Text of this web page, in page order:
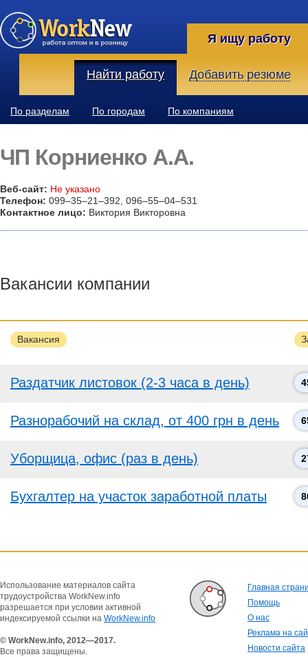
Я ищу работу
Найти работу Добавить резюме
По разделам По городам По компаниям
ЧП Корниенко А.А.
Веб-сайт: Не указано
Телефон: 099–35–21–392, 096–55–04–531
Контактное лицо: Виктория Викторовна
Вакансии компании
Вакансия
Раздатчик листовок (2-3 часа в день)
Разнорабочий на склад, от 400 грн в день
Уборщица, офис (раз в день)
Бухгалтер на участок заработной платы
Использование материалов сайта
трудоустройства WorkNew.info
разрешается при условии активной
индексируемой ссылки на WorkNew.info
© WorkNew.info, 2012—2017.
Все права защищены.
Главная
Помощь
О нас
Реклама на
Новости сайта